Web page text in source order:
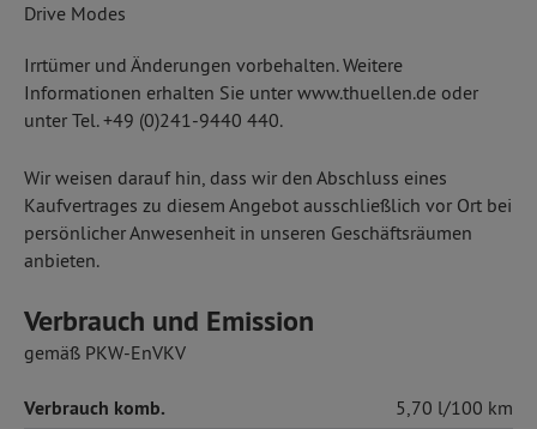
Drive Modes
Irrtümer und Änderungen vorbehalten. Weitere
Informationen erhalten Sie unter www.thuellen.de oder
unter Tel. +49 (0)241-9440 440.
Wir weisen darauf hin, dass wir den Abschluss eines
Kaufvertrages zu diesem Angebot ausschließlich vor Ort bei
persönlicher Anwesenheit in unseren Geschäftsräumen
anbieten.
Verbrauch und Emission
gemäß PKW-EnVKV
Verbrauch komb. 5,70 l/100 km